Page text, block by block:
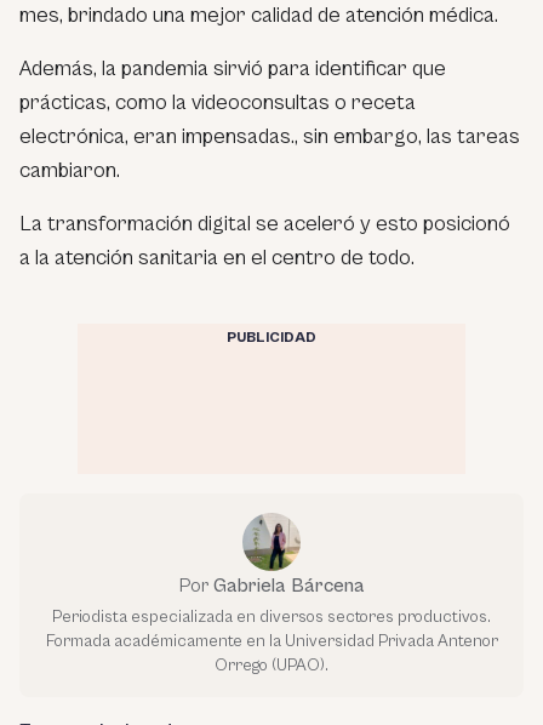
mes, brindado una mejor calidad de atención médica.
Además, la pandemia sirvió para identificar que
prácticas, como la videoconsultas o receta
electrónica, eran impensadas., sin embargo, las tareas
cambiaron.
La transformación digital se aceleró y esto posicionó
a la atención sanitaria en el centro de todo.
PUBLICIDAD
Por Gabriela Bárcena
Periodista especializada en diversos sectores productivos.
Formada académicamente en la Universidad Privada Antenor
Orrego (UPAO).